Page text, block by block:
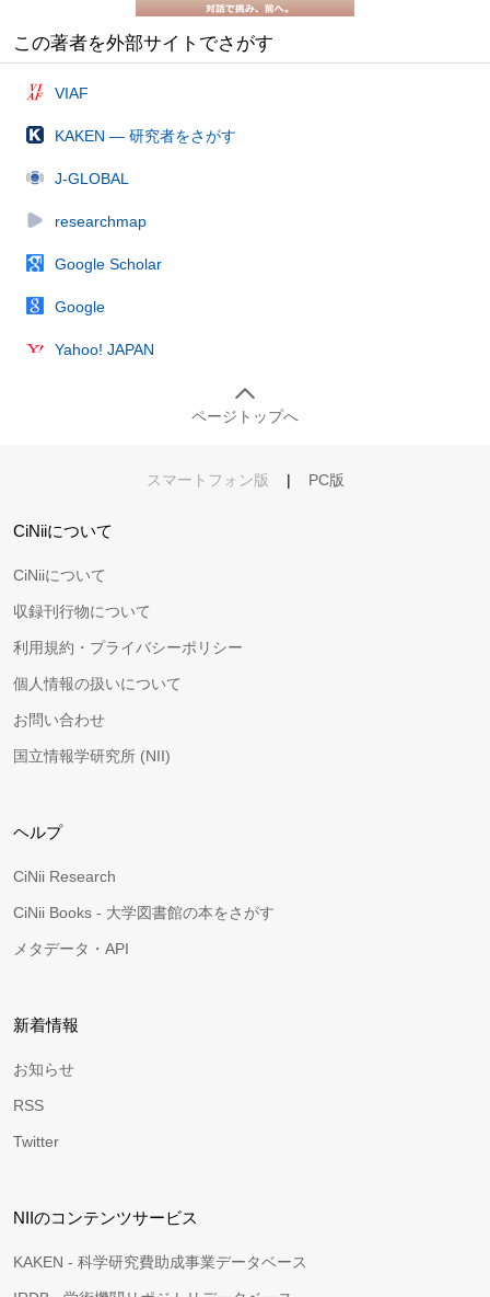
この著者を外部サイトでさがす
VIAF
KAKEN — 研究者をさがす
J-GLOBAL
researchmap
Google Scholar
Google
Yahoo! JAPAN
ページトップへ
スマートフォン版 | PC版
CiNiiについて
CiNiiについて
収録刊行物について
利用規約・プライバシーポリシー
個人情報の扱いについて
お問い合わせ
国立情報学研究所 (NII)
ヘルプ
CiNii Research
CiNii Books - 大学図書館の本をさがす
メタデータ・API
新着情報
お知らせ
RSS
Twitter
NIIのコンテンツサービス
KAKEN - 科学研究費助成事業データベース